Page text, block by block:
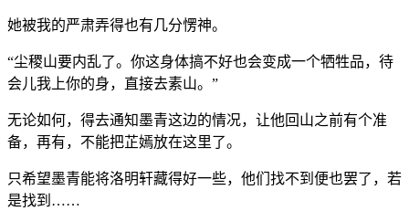
她被我的严肃弄得也有几分愣神。
“尘稷山要内乱了。你这身体搞不好也会变成一个牺牲品，待
会儿我上你的身，直接去素山。”
无论如何，得去通知墨青这边的情况，让他回山之前有个准
备，再有，不能把芷嫣放在这里了。
只希望墨青能将洛明轩藏得好一些，他们找不到便也罢了，若
是找到……